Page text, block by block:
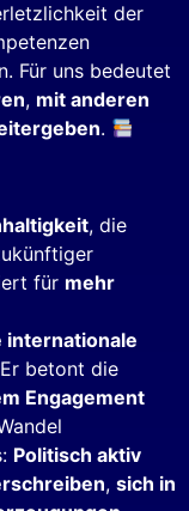
der
Für uns bedeutet
, mit anderen
.
, die
für mehr
internationale
betont die
Engagement
Politisch aktiv
, sich in